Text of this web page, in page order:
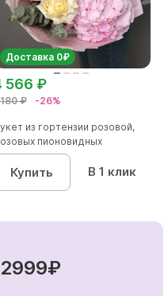
Доставка 0₽
₽ -26%
566 ₽
из гортензии розовой,
пионовидных
Купить В 1 клик